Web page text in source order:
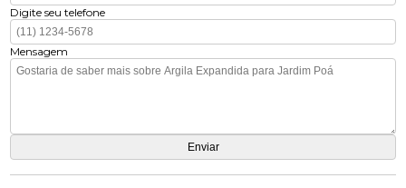
Digite seu telefone
Mensagem